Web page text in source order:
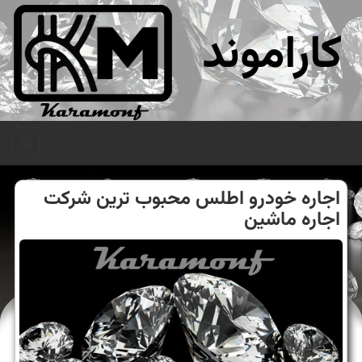
کاراموند
اجاره خودرو اطلس محبوب ترین شركت
اجاره ماشین